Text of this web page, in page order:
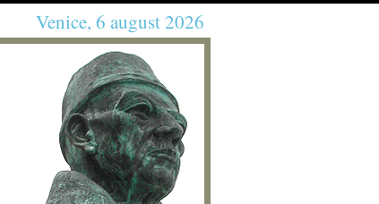
Venice, 6 august 2026